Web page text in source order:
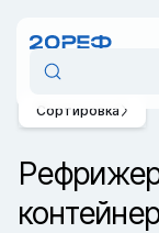
Сортировка